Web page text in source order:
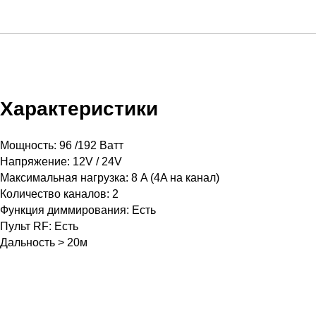
Характеристики
Мощность: 96 /192 Ватт
Напряжение: 12V / 24V
Максимальная нагрузка: 8 A (4A на канал)
Количество каналов: 2
Функция диммирования: Есть
Пульт RF: Есть
Дальность > 20м